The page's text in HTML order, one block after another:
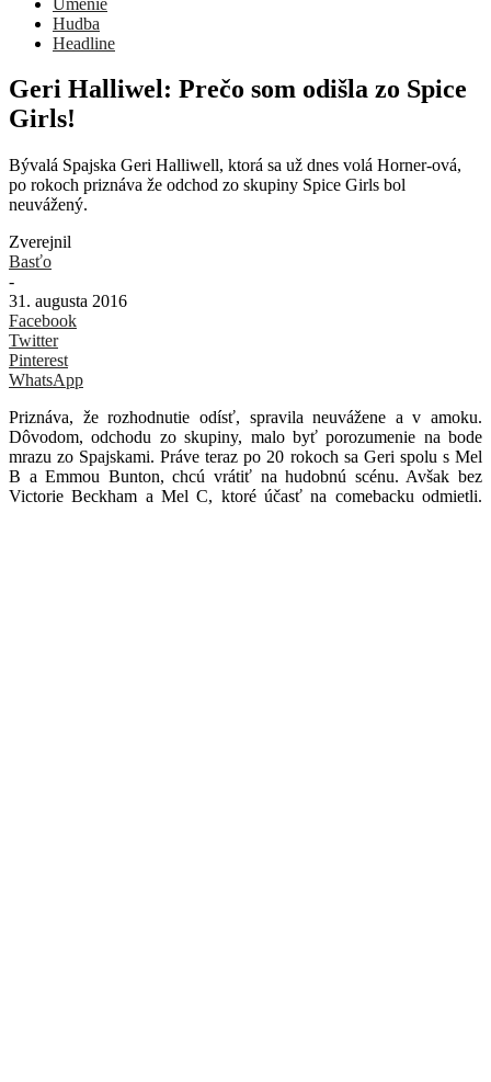
Hudba
Headline
Geri Halliwel: Prečo som odišla zo Spice
Girls!
Bývalá Spajska Geri Halliwell, ktorá sa už dnes volá Horner-ová,
po rokoch priznáva že odchod zo skupiny Spice Girls bol
neuvážený.
Zverejnil
Basťo
-
31. augusta 2016
Facebook
Twitter
Pinterest
WhatsApp
Priznáva, že rozhodnutie odísť, spravila neuvážene a v amoku.
Dôvodom, odchodu zo skupiny, malo byť porozumenie na bode
mrazu zo Spajskami. Práve teraz po 20 rokoch sa Geri spolu s Mel
B a Emmou Bunton, chcú vrátiť na hudobnú scénu. Avšak bez
Victorie Beckham a Mel C, ktoré účasť na comebacku odmietli.